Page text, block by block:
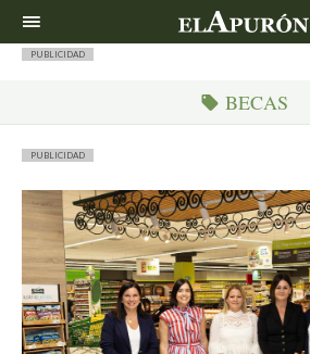
PUBLICIDAD
BECAS
PUBLICIDAD